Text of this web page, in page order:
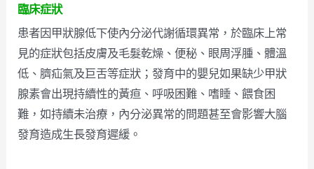
臨床症狀
患者因甲狀腺低下使內分泌代謝循環異常，於臨床上常
見的症狀包括皮膚及毛髮乾燥、便秘、眼周浮腫、體溫
低、臍疝氣及巨舌等症狀；發育中的嬰兒如果缺少甲狀
腺素會出現持續性的黃疸、呼吸困難、嗜睡、餵食困
難，如持續未治療，內分泌異常的問題甚至會影響大腦
發育造成生長發育遲緩。